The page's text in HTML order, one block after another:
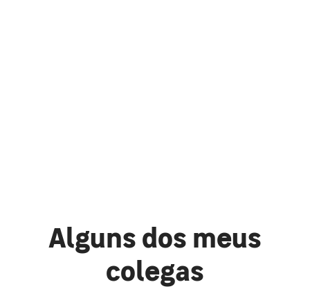
Alguns dos meus
colegas